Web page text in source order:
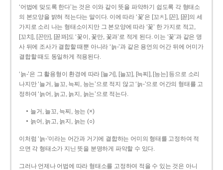
‘어법에 맞도록 한다’는 것은 이와 같이 뜻을 파악하기 쉽도록 각 형태소
의 본모양을 밝혀 적는다는 말이다. 이에 따라 ‘꽃’은 [꼬ㅊ], [꼰], [꼳]의 세
가지로 소리 나는 형태소이지만 그 본모양에 따라 ‘꽃’ 한 가지로 적고,
[꼬치], [꼰만], [꼳꽈]도 ‘꽃이, 꽃만, 꽃과’로 적게 된다. 이는 ‘꽃’과 같은 명
사 뒤에 조사가 결합할 때뿐 아니라 ‘늙-’과 같은 용언의 어간 뒤에 어미가
결합할 때도 동일하게 적용된다.
‘늙-’은 그 활용형이 환경에 따라 [늘거], [늘꼬], [늑찌], [능는] 등으로 소리
나지만 ‘늘거, 늘꼬, 늑찌, 능는’으로 적지 않고 ‘늙-’으로 어간의 형태를 고
정하여 ‘늙어, 늙고, 늙지, 늙는’으로 적는다.
늘거, 늘꼬, 늑찌, 능는 (×)
늙어, 늙고, 늙지, 늙는 (○)
이처럼 ‘늙-­’이라는 어간과 거기에 결합하는 어미의 형태를 고정하여 적
으면 각 형태소가 지닌 뜻을 분명하게 파악할 수 있다.
그러나 언제나 어법에 따라 형태소를 고정하여 적을 수 있는 것은 아니